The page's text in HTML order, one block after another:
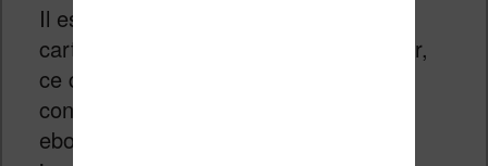
Il est donc nécessaire de formater une
carte micro-SD pour la faire fonctionner,
ce que j’ai fait avec une carte 16 Go
contenant des fichiers mp3 et des
ebooks. C’est donc un point très